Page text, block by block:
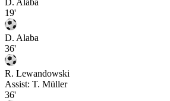
D. Alaba
19'
D. Alaba
36'
R. Lewandowski
Assist: T. Müller
36'